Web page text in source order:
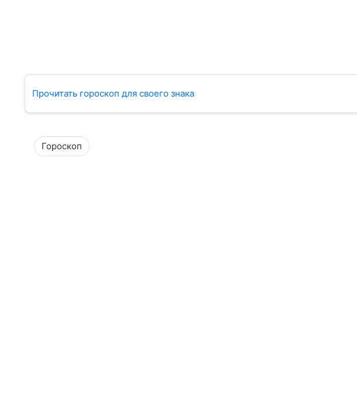
Прочитать гороскоп для своего знака
Гороскоп